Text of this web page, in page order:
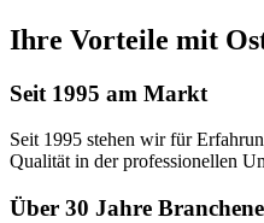
Ihre Vorteile mit
Seit 1995 am Markt
Seit 1995 stehen wir für
Qualität in der professionellen
Über 30 Jahre